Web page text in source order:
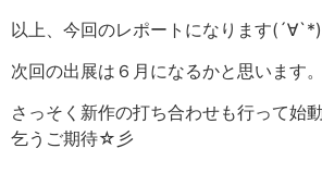
以上、今回のレポートになります(´∀`*)
次回の出展は６月になるかと思います。
さっそく新作の打ち合わせも行って始
乞うご期待☆彡